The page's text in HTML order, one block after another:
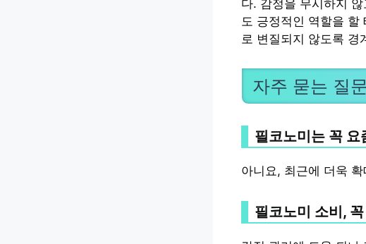
다. 감정을 무시하지
도 긍정적인 역할을 할
로 변질되지 않도록 경
자주 묻는 질문
필코노미는 꼭
아니요, 최근에 더욱
필코노미 소비,